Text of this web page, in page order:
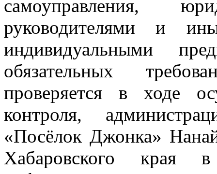
самоуправления,
руководителями и
индивидуальными
обязательных
проверяется в ходе
контроля,
«Посёлок Джонка»
Хабаровского